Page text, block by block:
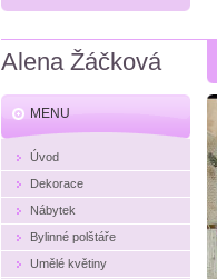
Alena Žáčková
MENU
Úvod
Dekorace
Nábytek
Bylinné polštáře
Umělé květiny